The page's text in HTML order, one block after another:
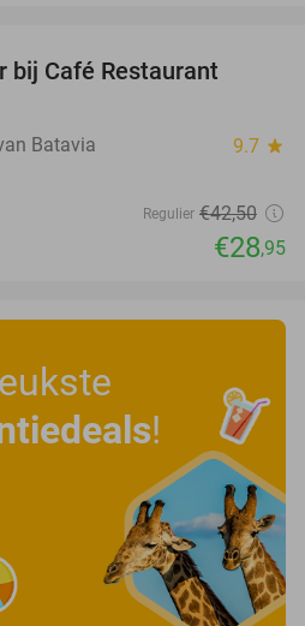
bij Café Restaurant
Batavia 9.7 star
Regulier €42,50
€28,95
!